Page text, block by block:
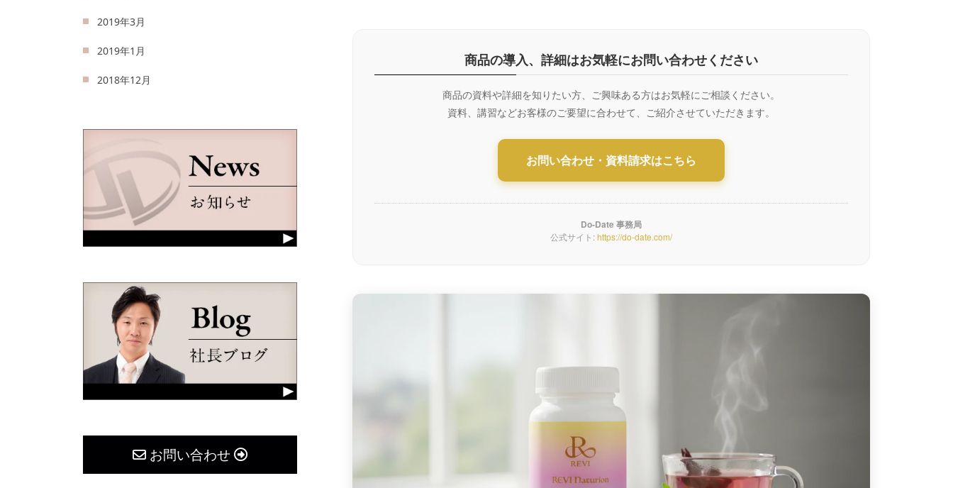
商品の導入、詳細はお気軽にお問い合わせください
商品の資料や詳細を知りたい方、ご興味ある方はお気軽にご相談ください。
資料、講習などお客様のご要望に合わせて、ご紹介させていただきます。
お問い合わせ・資料請求はこちら
Do-Date 事務局
公式サイト:https://do-date.com/
2019年3月
2019年1月
2018年12月
お問い合わせ